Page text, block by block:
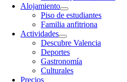
Alojamiento
Piso de estudiantes
Familia anfitriona
Actividades
Descubre Valencia
Deportes
Gastronomía
Culturales
Precios